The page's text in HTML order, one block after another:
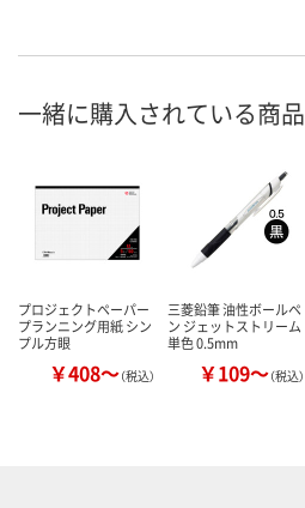
一緒に購入されている商品
プロジェクトペーパー
プランニング用紙 シン
プル方眼
￥408～（税込）
三菱鉛筆 油性ボールペ
ン ジェットストリーム
単色 0.5mm
￥109～（税込）